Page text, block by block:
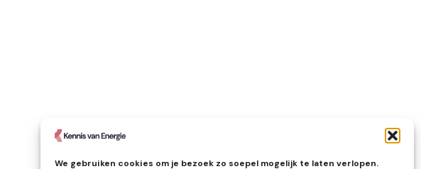
We gebruiken cookies om je bezoek zo soepel mogelijk te laten verlopen.